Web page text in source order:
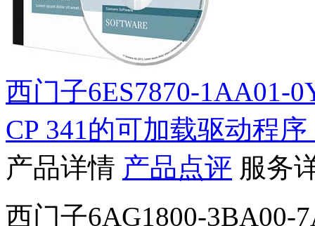
西门子6ES7870-1AA01-
CP 341的可加载驱动程序
产品详情 产品点评 服务
西门子6AG1800-3BA00-